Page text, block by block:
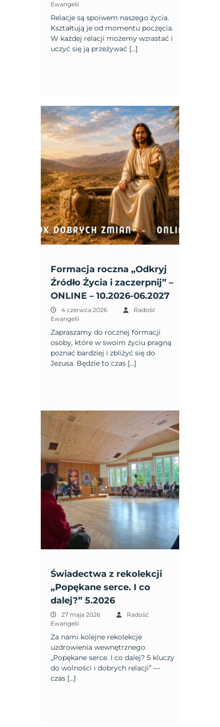
Ewangelii
Relacje są spoiwem naszego życia.
Kształtują je od momentu poczęcia.
W każdej relacji możemy wzrastać i
uczyć się ją przeżywać […]
Formacja roczna „Odkryj
Źródło Życia i zaczerpnij” –
ONLINE – 10.2026-06.2027
4 czerwca 2026
Radość
Ewangelii
Zapraszamy do rocznej formacji
osoby, które w swoim życiu pragną
poznać bardziej i zbliżyć się do
Jezusa. Będzie to czas […]
Świadectwa z rekolekcji
„Popękane serce. I co
dalej?” 5.2026
27 maja 2026
Radość
Ewangelii
Za nami kolejne rekolekcje
uzdrowienia wewnętrznego
„Popękane serce. I co dalej? 5 kluczy
do wolności i dobrych relacji” —
czas […]